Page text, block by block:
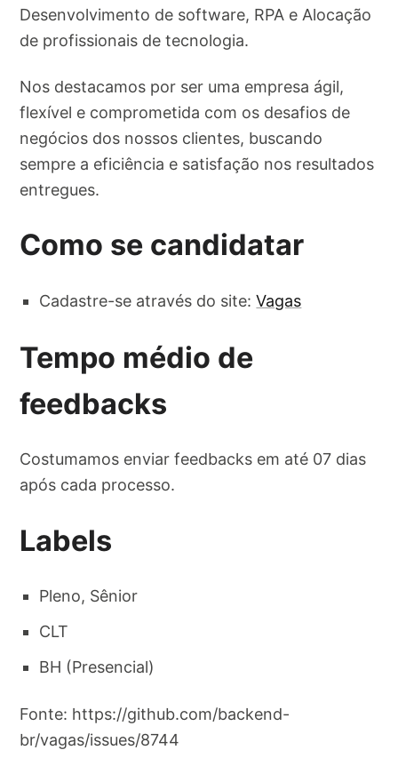
Desenvolvimento de software, RPA e Alocação
de profissionais de tecnologia.
Nos destacamos por ser uma empresa ágil,
flexível e comprometida com os desafios de
negócios dos nossos clientes, buscando
sempre a eficiência e satisfação nos resultados
entregues.
Como se candidatar
Cadastre-se através do site:Vagas
Tempo médio de
feedbacks
Costumamos enviar feedbacks em até 07 dias
após cada processo.
Labels
Pleno, Sênior
CLT
BH (Presencial)
Fonte: https://github.com/backend-
br/vagas/issues/8744